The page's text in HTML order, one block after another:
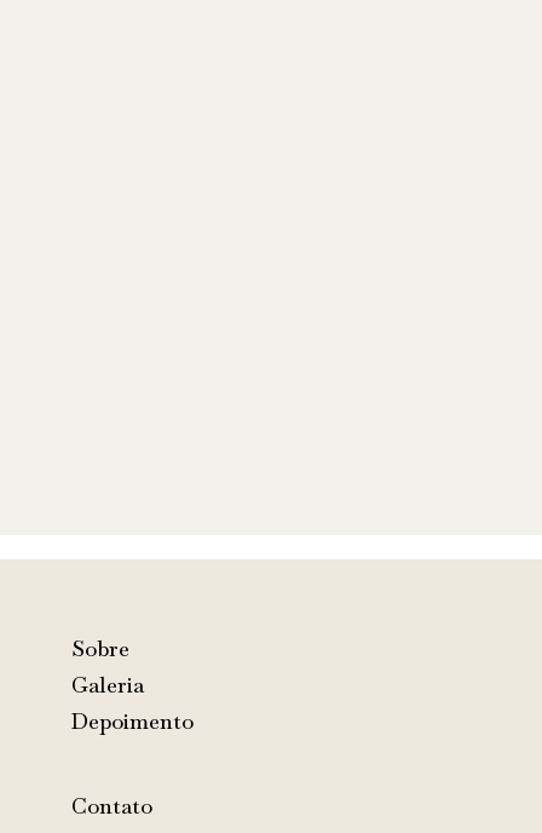
Sobre
Galeria
Depoimento
Contato